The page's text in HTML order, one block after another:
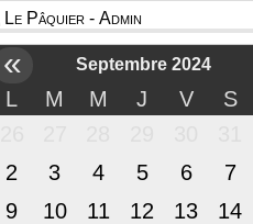
Le Pâquier - Admin
« Septembre 2024
L M M J V
S
2
3 4 5 6
7
9
10 11 12 13
14